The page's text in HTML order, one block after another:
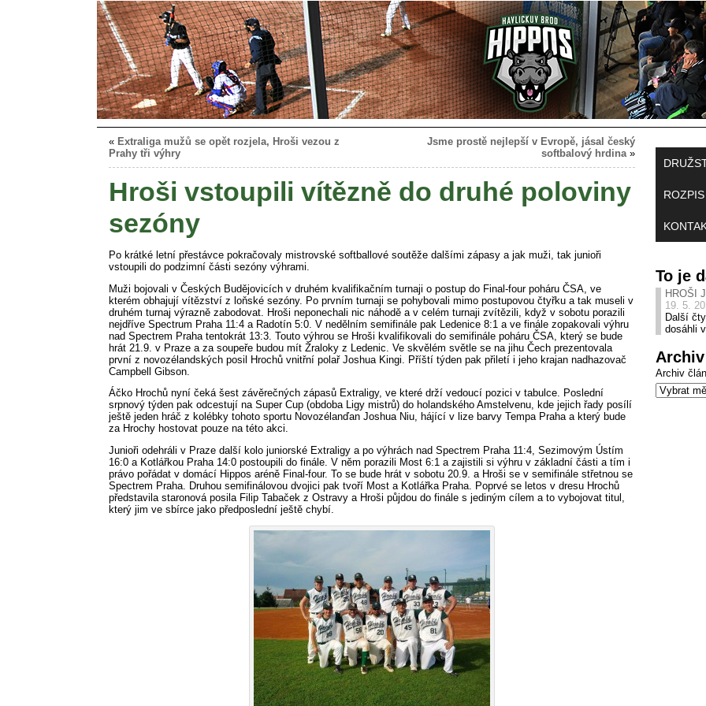
« Extraliga mužů se opět rozjela, Hroši vezou z
Prahy tři výhry
Jsme prostě nejlepší v Evropě, jásal český
softbalový hrdina»
Hroši vstoupili vítězně do druhé poloviny
sezóny
Po krátké letní přestávce pokračovaly mistrovské softballové soutěže dalšími zápasy a jak muži, tak junioři
vstoupili do podzimní části sezóny výhrami.
Muži bojovali v Českých Budějovicích v druhém kvalifikačním turnaji o postup do Final-four poháru ČSA, ve
kterém obhajují vítězství z loňské sezóny. Po prvním turnaji se pohybovali mimo postupovou čtyřku a tak museli v
druhém turnaj výrazně zabodovat. Hroši neponechali nic náhodě a v celém turnaji zvítězili, když v sobotu porazili
nejdříve Spectrum Praha 11:4 a Radotín 5:0. V nedělním semifinále pak Ledenice 8:1 a ve finále zopakovali výhru
nad Spectrem Praha tentokrát 13:3. Touto výhrou se Hroši kvalifikovali do semifinále poháru ČSA, který se bude
hrát 21.9. v Praze a za soupeře budou mít Žraloky z Ledenic. Ve skvělém světle se na jihu Čech prezentovala
první z novozélandských posil Hrochů vnitřní polař Joshua Kingi. Příští týden pak přiletí i jeho krajan nadhazovač
Campbell Gibson.
Áčko Hrochů nyní čeká šest závěrečných zápasů Extraligy, ve které drží vedoucí pozici v tabulce. Poslední
srpnový týden pak odcestují na Super Cup (obdoba Ligy mistrů) do holandského Amstelvenu, kde jejich řady posílí
ještě jeden hráč z kolébky tohoto sportu Novozélanďan Joshua Niu, hájící v lize barvy Tempa Praha a který bude
za Hrochy hostovat pouze na této akci.
Junioři odehráli v Praze další kolo juniorské Extraligy a po výhrách nad Spectrem Praha 11:4, Sezimovým Ústím
16:0 a Kotlářkou Praha 14:0 postoupili do finále. V něm porazili Most 6:1 a zajistili si výhru v základní části a tím i
právo pořádat v domácí Hippos aréně Final-four. To se bude hrát v sobotu 20.9. a Hroši se v semifinále střetnou se
Spectrem Praha. Druhou semifinálovou dvojici pak tvoří Most a Kotlářka Praha. Poprvé se letos v dresu Hrochů
představila staronová posila Filip Tabaček z Ostravy a Hroši půjdou do finále s jediným cílem a to vybojovat titul,
který jim ve sbírce jako předposlední ještě chybí.
To je
HROŠI
19. 5.
Další
dosáhli
Archiv